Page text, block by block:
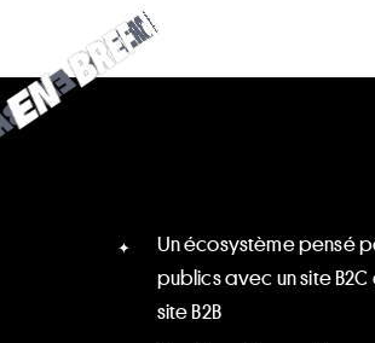
R
E
F•E
N
B
R
E
F
•
E
N
B
R
E
Un écosystème pensé
publics avec un site B2C
site B2B